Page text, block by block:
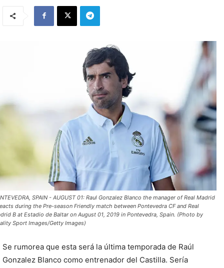
SPAIN - AUGUST 01: Raul Gonzalez Blanco the manager of Real Madrid
during the Pre-season Friendly match between Pontevedra CF and Real
B at Estadio de Baltar on August 01, 2019 in Pontevedra, Spain. (Photo by
Sport Images/Getty Images)
Se rumorea que esta será la última temporada de Raúl
Gonzalez Blanco como entrenador del Castilla. Sería